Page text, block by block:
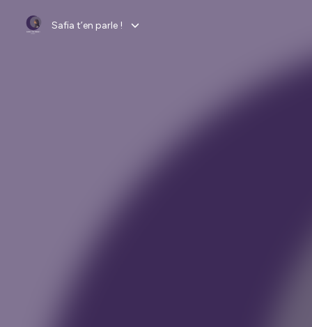
Safia t’en parle !